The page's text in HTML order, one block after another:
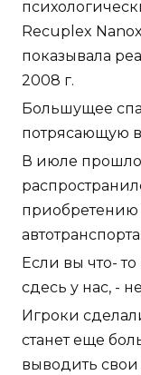
Recuplex
показывала
2008 г.
Большущее
потрясающую
В июле
приобретению
автотранспорта.
Если вы что-
сдесь у нас, -
Игроки
станет еще
выводить